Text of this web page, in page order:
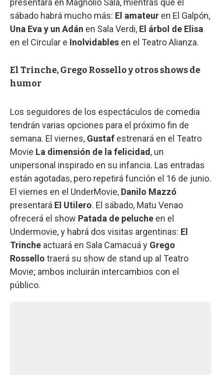
sábado habrá mucho más: El amateur en El Galpón,
Una Eva y un Adán en Sala Verdi, El árbol de Elisa
en el Circular e Inolvidables en el Teatro Alianza.
El Trinche, Grego Rossello y otros shows de
humor
Los seguidores de los espectáculos de comedia
tendrán varias opciones para el próximo fin de
semana. El viernes, Gustaf estrenará en el Teatro
Movie La dimensión de la felicidad, un
unipersonal inspirado en su infancia. Las entradas
están agotadas, pero repetirá función el 16 de junio.
El viernes en el UnderMovie, Danilo Mazzó
presentará El Utilero. El sábado, Matu Venao
ofrecerá el show Patada de peluche en el
Undermovie, y habrá dos visitas argentinas: El
Trinche actuará en Sala Camacuá y Grego
Rossello traerá su show de stand up al Teatro
Movie; ambos incluirán intercambios con el
público.